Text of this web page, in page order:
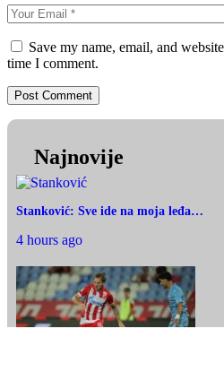
Save my name, email, and
time I comment.
Najnovije
Stanković: Sve ide na moja leđa…
4 hours ago